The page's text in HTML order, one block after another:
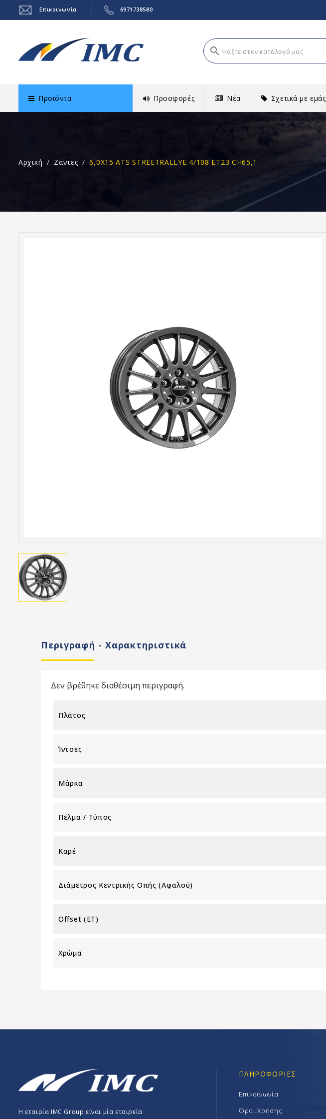
Επικοινωνία 6971738580
search
Προϊόντα Προσφορές Νέα Σχετικά με εμάς
Αρχική Ζάντες 6,0X15 ATS STREETRALLYE 4/108 ET23 CH65,1
Περιγραφή - Χαρακτηριστικά
Δεν βρέθηκε διαθέσιμη περιγραφή.
Πλάτος
Ίντσες
Μάρκα
Πέλμα / Τύπος
Καρέ
Διάμετρος Κεντρικής Οπής (αφαλού)
Offset (ET)
Χρώμα
Η εταιρία IMC Group είναι μία εταιρεία
ΠΛΗΡΟΦΟΡΊΕΣ
Επικοινωνία
Όροι Χρήσης